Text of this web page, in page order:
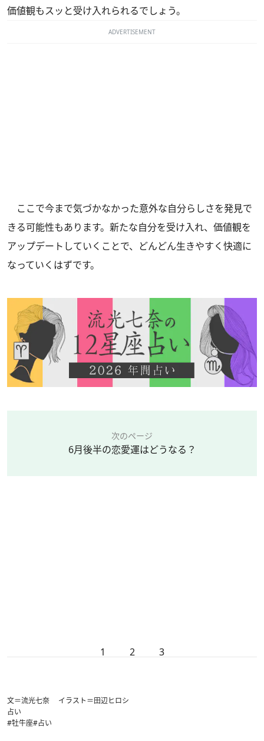
価値観もスッと受け入れられるでしょう。
ADVERTISEMENT
ここで今まで気づかなかった意外な自分らしさを発見で
きる可能性もあります。新たな自分を受け入れ、価値観を
アップデートしていくことで、どんどん生きやすく快適に
なっていくはずです。
次のページ
6月後半の恋愛運はどうなる？
1 2 3
文＝流光七奈 イラスト＝田辺ヒロシ
占い
#牡牛座#占い